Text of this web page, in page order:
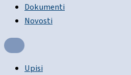
Dokumenti
Novosti
Upisi